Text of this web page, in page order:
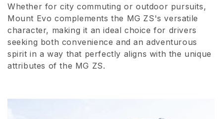
:
Whether for city commuting or outdoor pursuits,
Mount Evo complements the MG ZS's versatile
character, making it an ideal choice for drivers
seeking both convenience and an adventurous
spirit in a way that perfectly aligns with the unique
attributes of the MG ZS.